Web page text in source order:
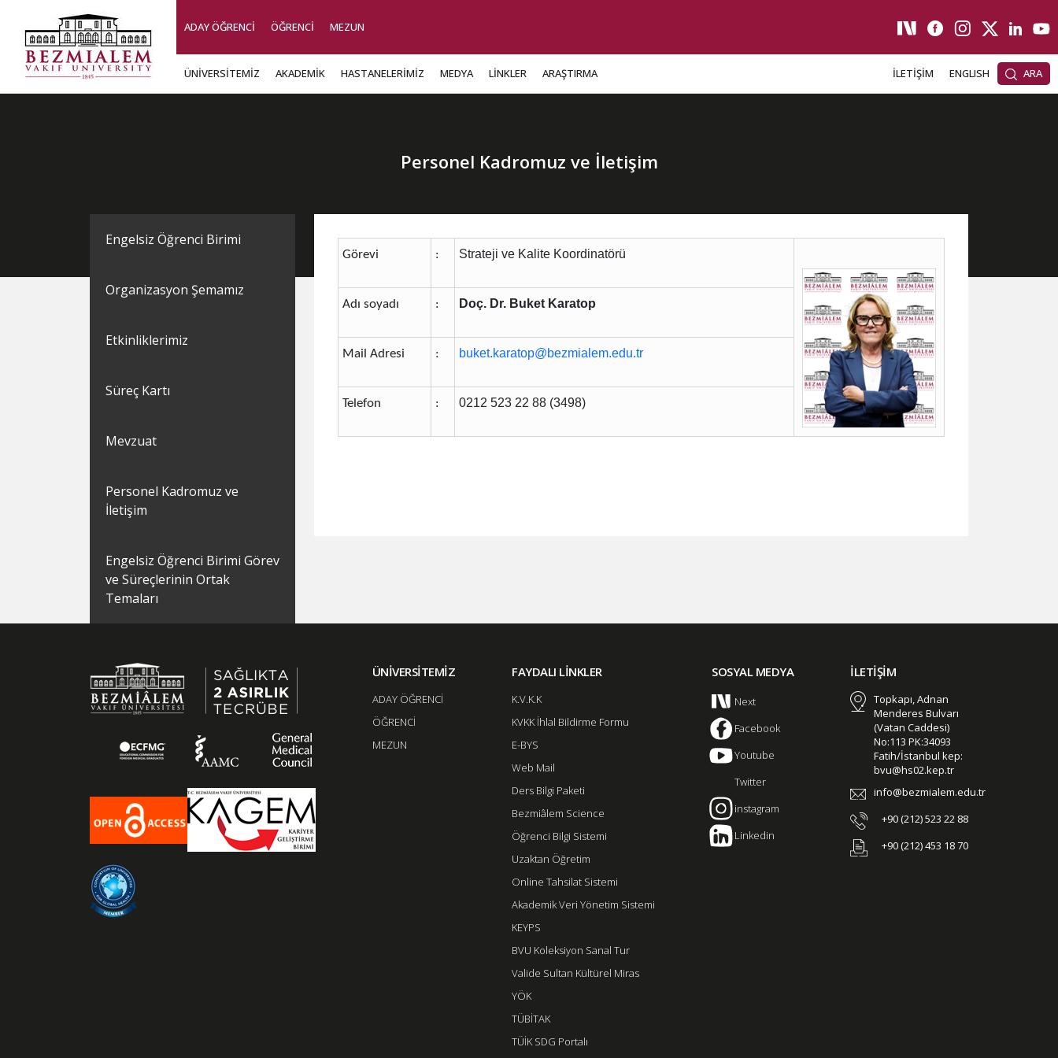
ADAY ÖĞRENCİ ÖĞRENCİ MEZUN
ÜNİVERSİTEMİZ AKADEMİK HASTANELERİMİZ MEDYA LİNKLER ARAŞTIRMA İLETİŞİM ENGLISH ARA
Personel Kadromuz ve İletişim
Engelsiz Öğrenci Birimi
Organizasyon Şemamız
Etkinliklerimiz
Süreç Kartı
Mevzuat
Personel Kadromuz ve
İletişim
Engelsiz Öğrenci Birimi Görev
ve Süreçlerinin Ortak
Temaları
​Görevi ​: Strateji ve Kalite Koordinatörü
Adı soyadı ​: Doç. Dr. Buket Karatop
Mail Adresi ​: buket.karatop@bezmialem.edu.tr
Telefon ​: 0212 523 22 88 (3498)
ÜNİVERSİTEMİZ
ADAY ÖĞRENCİ
ÖĞRENCİ
MEZUN
FAYDALI LİNKLER
K.V.K.K
KVKK İhlal Bildirme Formu
E-BYS
Web Mail
Ders Bilgi Paketi
Bezmiâlem Science
Öğrenci Bilgi Sistemi
Uzaktan Öğretim
Online Tahsilat Sistemi
Akademik Veri Yönetim Sistemi
KEYPS
BVU Koleksiyon Sanal Tur
Valide Sultan Kültürel Miras
YÖK
TÜBİTAK
TÜİK SDG Portalı
SOSYAL MEDYA
Next
Facebook
Youtube
Twitter
instagram
Linkedin
İLETİŞİM
Topkapı, Adnan
Menderes Bulvarı
(Vatan Caddesi)
No:113 PK:34093
Fatih/İstanbul kep:
bvu@hs02.kep.tr
info@bezmialem.edu.tr
+90 (212) 523 22 88
+90 (212) 453 18 70